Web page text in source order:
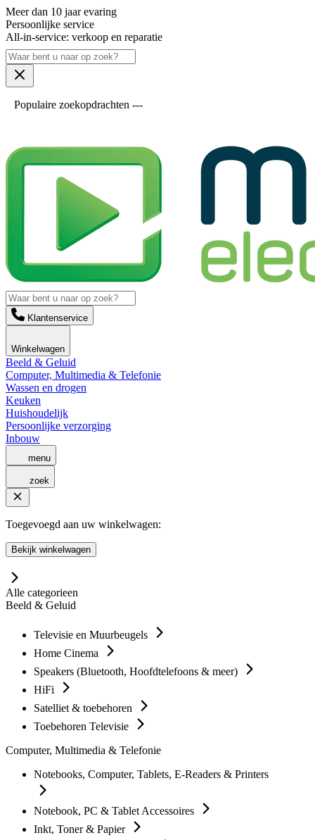
Meer dan 10 jaar evaring
Persoonlijke service
All-in-service: verkoop en reparatie
Populaire zoekopdrachten ---
Klantenservice
Winkelwagen
Beeld & Geluid
Computer, Multimedia & Telefonie
Wassen en drogen
Keuken
Huishoudelijk
Persoonlijke verzorging
Inbouw
menu
zoek
Toegevoegd aan uw winkelwagen:
Bekijk winkelwagen
Alle categorieen
Beeld & Geluid
Televisie en Muurbeugels
Home Cinema
Speakers (Bluetooth, Hoofdtelefoons & meer)
HiFi
Satelliet & toebehoren
Toebehoren Televisie
Computer, Multimedia & Telefonie
Notebooks, Computer, Tablets, E-Readers & Printers
Notebook, PC & Tablet Accessoires
Inkt, Toner & Papier